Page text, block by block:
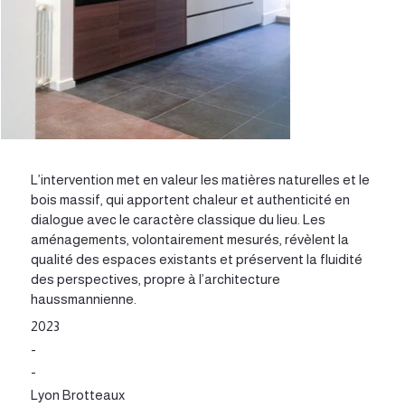
L’intervention met en valeur les matières naturelles et le
bois massif, qui apportent chaleur et authenticité en
dialogue avec le caractère classique du lieu. Les
aménagements, volontairement mesurés, révèlent la
qualité des espaces existants et préservent la fluidité
des perspectives, propre à l’architecture
haussmannienne.
2023
-
-
Lyon Brotteaux